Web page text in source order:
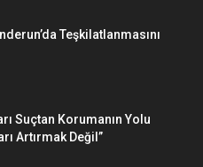
Teşkilatlanmasını
Suçtan Korumanın Yolu
Artırmak Değil”